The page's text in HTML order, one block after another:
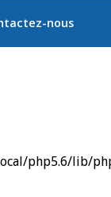
nous
php5.6/lib/